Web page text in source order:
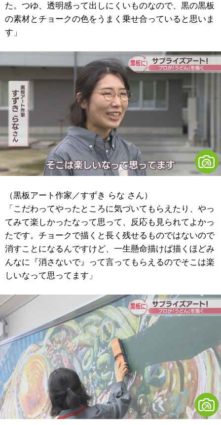
た。つゆ、透明感って出しにくいものなので、黒の黒板
の素材とチョークの色をうまく乗せ合っていると思いま
す」
（黒板アート作家／すずき らな さん）
「こだわってやったところに気づいてもらえたり、やっ
てみて楽しかったなって思って、反応も見られてよかっ
たです。チョークで描くと長く残せるものではないので
消すことになるんですけど、一生懸命描けば描くほどみ
んなに『消さないで』って言ってもらえるのでそこは楽
しいなって思ってます」